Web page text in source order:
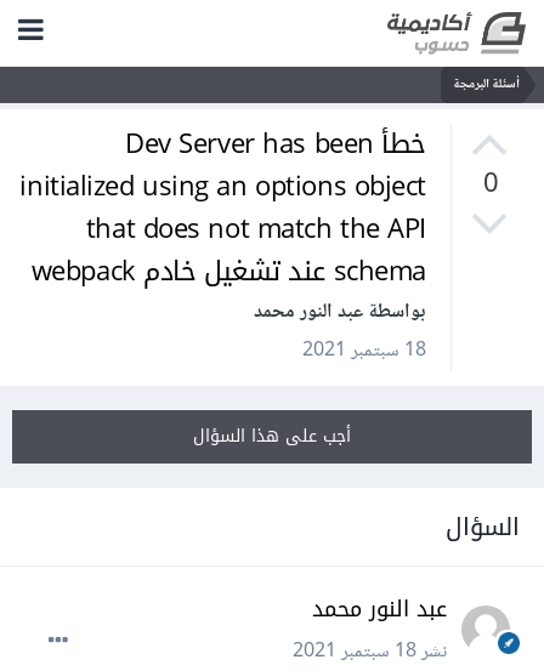
أسئلة البرمجة
0
خطأ Dev Server has been
initialized using an options object
that does not match the API
schema عند تشغيل خادم webpack
بواسطة عبد النور محمد
18 سبتمبر 2021
أجب على هذا السؤال
السؤال
عبد النور محمد
نشر18 سبتمبر 2021